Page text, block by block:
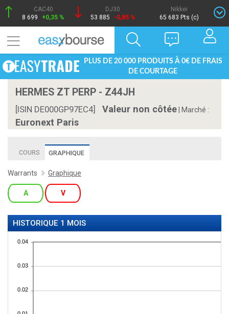
CAC40
8 699
+0,35 %
DJ30
53 885
-0,85 %
Nikkei
65 683 Pts (c)
PLUS DE 20 000 PRODUITS À 0€ DE FRAIS
DE COURTAGE
HERMES ZT PERP - Z44JH
[ISIN DE000GP97EC4] Valeur non côtée Marché :
Euronext Paris
COURS GRAPHIQUE
Warrants Graphique
A V
HISTORIQUE 1 MOIS